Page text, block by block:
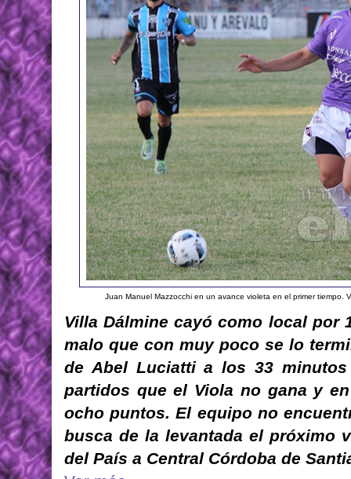
Juan Manuel Mazzocchi en un avance violeta en el primer
Villa Dálmine cayó como local por
malo que con muy poco se lo
de Abel Luciatti a los 33
partidos que el Viola no gana y
ocho puntos. El equipo no
busca de la levantada el próximo
del País a Central Córdoba de